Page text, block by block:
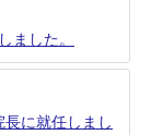
ました。
長に就任しまし